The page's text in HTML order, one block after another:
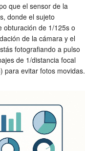
que el sensor de la
donde el sujeto
obturación de 1/125s o
de la cámara y el
fotografiando a pulso
de 1/distancia focal
para evitar fotos movidas.